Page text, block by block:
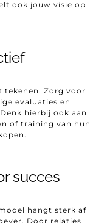
ook jouw visie op
tekenen. Zorg voor
evaluaties en
hierbij ook aan
of training van hun
succes
hangt sterk af
Door relaties